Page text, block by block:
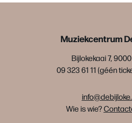
Muziekcentrum
Bijlokekaai 7,
09 323 61 11 (géén
Wie is wie?